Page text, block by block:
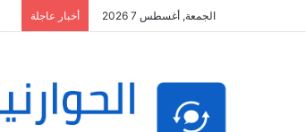
الجمعة, أغسطس 7 2026 أخبار عاجلة